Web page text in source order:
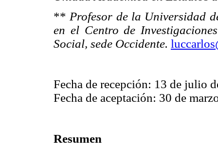
** Profesor de la Universidad
en el Centro de
Social, sede Occidente.
Fecha de recepción: 13 de julio
Fecha de aceptación: 30 de
Resumen